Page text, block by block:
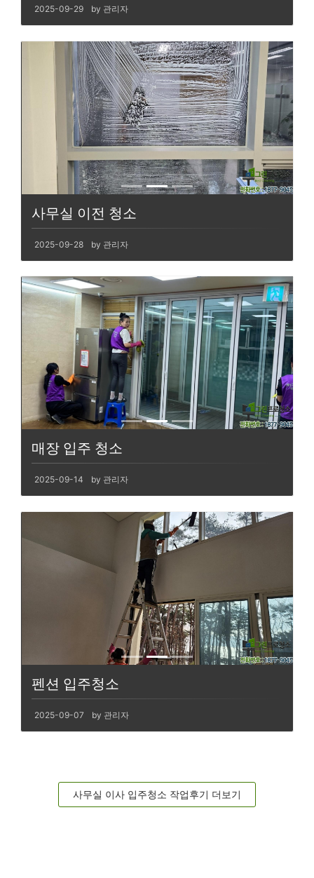
2025-09-29 by 관리자
사무실 이전 청소
2025-09-28 by 관리자
매장 입주 청소
2025-09-14 by 관리자
펜션 입주청소
2025-09-07 by 관리자
사무실 이사 입주청소 작업후기 더보기